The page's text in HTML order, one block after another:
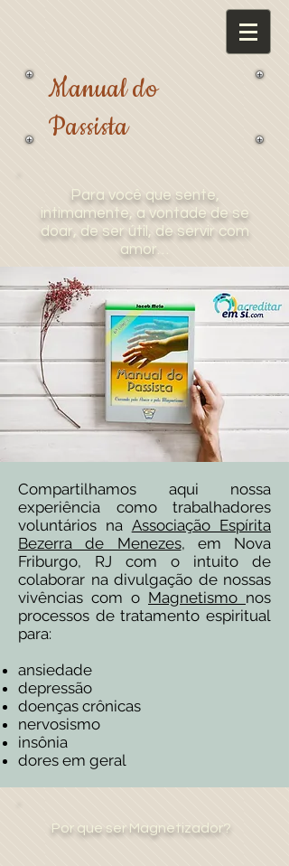
Manual do
Passista
Para você que sente,
intimamente, a vontade de se
doar, de ser útil, de servir com
amor…
Compartilhamos aqui nossa
experiência como trabalhadores
voluntários na Associação Espírita
Bezerra de Menezes, em Nova
Friburgo, RJ com o intuito de
colaborar na divulgação de nossas
vivências com o Magnetismo nos
processos de tratamento espiritual
para:
ansiedade
depressão
doenças crônicas
nervosismo
insônia
dores em geral
Por que ser Magnetizador?